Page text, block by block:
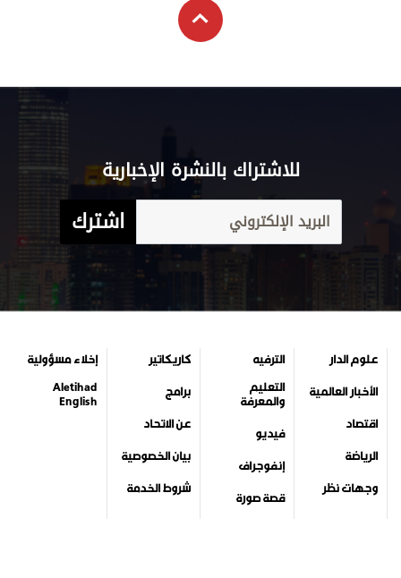
للاشتراك بالنشرة الإخبارية
اشترك
علوم الدار
الأخبار العالمية
اقتصاد
الرياضة
وجهات نظر
الترفيه
التعليم
والمعرفة
فيديو
إنفوجراف
قصة صورة
كاريكاتير
برامج
عن الاتحاد
بيان الخصوصية
شروط الخدمة
إخلاء مسؤولية
Aletihad
English